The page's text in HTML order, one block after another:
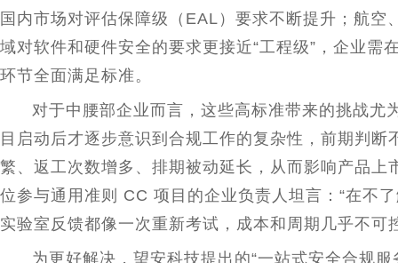
国内市场对评估保障级（EAL）要求不断提升；航空
域对软件和硬件安全的要求更接近“工程级”，企业需
环节全面满足标准。
对于中腰部企业而言，这些高标准带来的挑战尤
目启动后才逐步意识到合规工作的复杂性 ，前期判断
繁、返工次数增多、排期被动延长，从而影响产品上
位参与通用准则 CC 项目的企业负责人坦言：“在不
实验室反馈都像一次重新考试，成本和周期几乎不可
为更好解决，望安科技提出 的“一站式安全合规